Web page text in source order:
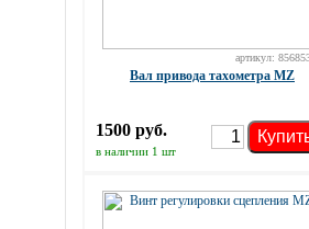
артикул:
Вал привода тахометра MZ
1500 руб.
в наличии 1 шт